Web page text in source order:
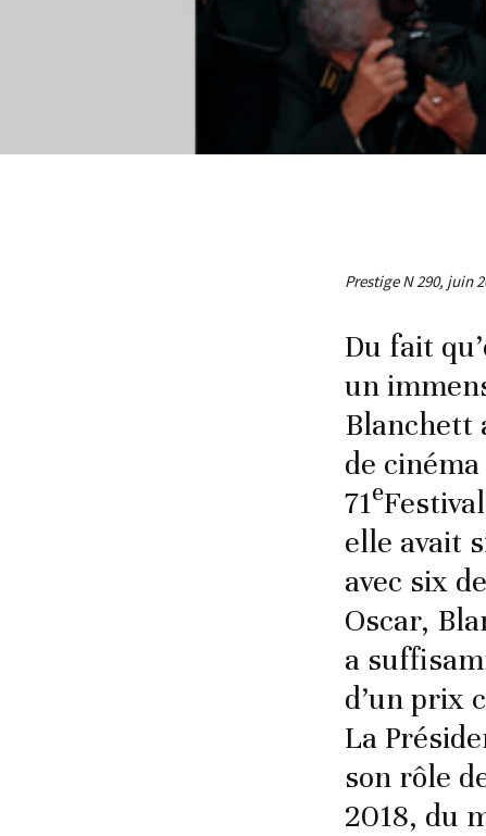
Prestige N 290, juin
Du fait
un
Blanchett
de
71e
elle avait
avec six
Oscar,
a
d’un prix
La
son rôle
2018, du